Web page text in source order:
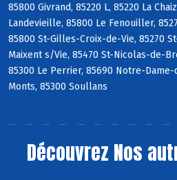
85800 Givrand, 85220 L, 85220 La
Landevieille, 85800 Le Fenouiller,
85800 St-Gilles-Croix-de-Vie, 85270
Maixent s/Vie, 85470 St-Nicolas-de-
85300 Le Perrier, 85690 Notre-
Monts, 85300 Soullans
Découvrez Nos